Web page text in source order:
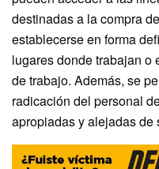
destinadas a la compra
establecerse en forma
lugares donde trabajan o
de trabajo. Además, se
radicación del personal
apropiadas y alejadas de